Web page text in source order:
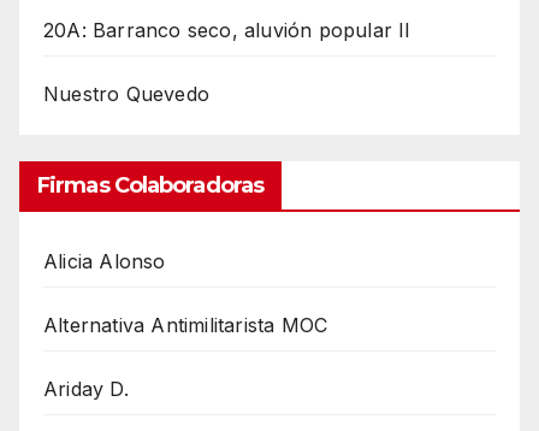
20A: Barranco seco, aluvión popular II
Nuestro Quevedo
Firmas Colaboradoras
Alicia Alonso
Alternativa Antimilitarista MOC
Ariday D.